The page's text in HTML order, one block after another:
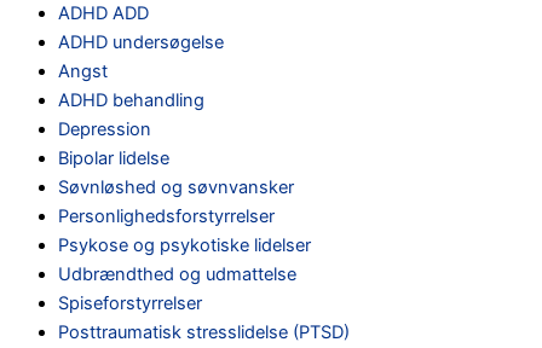
ADHD ADD
ADHD undersøgelse
Angst
ADHD behandling
Depression
Bipolar lidelse
Søvnløshed og søvnvansker
Personlighedsforstyrrelser
Psykose og psykotiske lidelser
Udbrændthed og udmattelse
Spiseforstyrrelser
Posttraumatisk stresslidelse (PTSD)